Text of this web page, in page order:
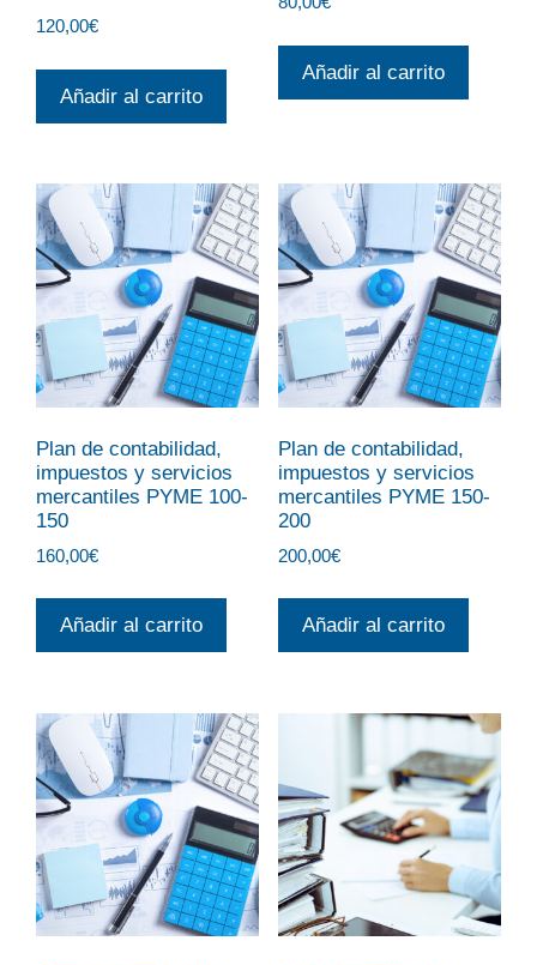
120,00€
Añadir al carrito
Añadir al carrito
Plan de contabilidad,
impuestos y servicios
mercantiles PYME 100-
150
160,00€
Añadir al carrito
Plan de contabilidad,
impuestos y servicios
mercantiles PYME 150-
200
200,00€
Añadir al carrito